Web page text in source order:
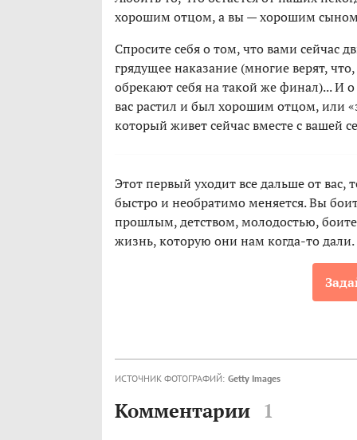
хорошим отцом, а вы — хорошим
Спросите себя о том, что вами сейчас
грядущее наказание (многие верят,
обрекают себя на такой же финал)... И
вас растил и был хорошим отцом, или
который живет сейчас вместе с вашей
Этот первый уходит все дальше от вас,
быстро и необратимо меняется. Вы
прошлым, детством, молодостью,
жизнь, которую они нам когда-то
ИСТОЧНИК ФОТОГРАФИЙ: Getty Images
Комментарии 1